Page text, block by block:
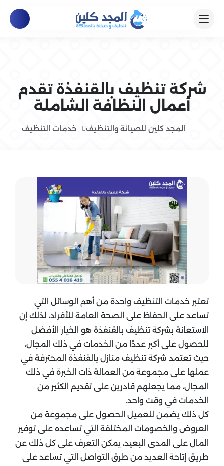
شركة تنظيف بالقنفذة تقدم
أعمال النظافة الشاملة
المجد كلين للصيانة والتنظيف خدمات التنظيف
تعتبر خدمات التنظيف واحدة من أهم الوسائل التي
تساعد على الحفاظ على الصحة العامة للأفراد، لذلك إن
الاستعانة بشركة تنظيف بالقنفذة هو الخيار الأفضل
للحصول على أكبر عددًا من الخدمات في ذلك المجال،
حيث تعتمد شركة تنظيف منازل بالقنفذة المحترفة في
عملها على مجموعة من العمالة ذات الخبرة في ذلك
المجال، مما يجعلهم قادرين على تقديم الكثير من
الخدمات في وقت واحد.
كل ذلك يضمن للعميل الحصول على مجموعة من
العروض والخصومات المختلفة التي تساعده على توفير
المال على المدى البعيد، يمكن التعرف على كل ذلك عن
طريق إتاحة العديد من طرق التواصل التي تساعد على